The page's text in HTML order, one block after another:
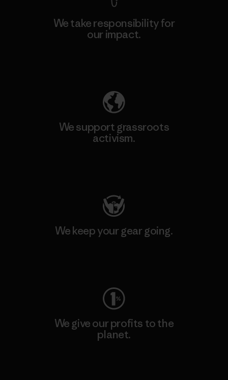
We take responsibility for
our impact.
We support grassroots
activism.
We keep your gear going.
We give our profits to the
planet.